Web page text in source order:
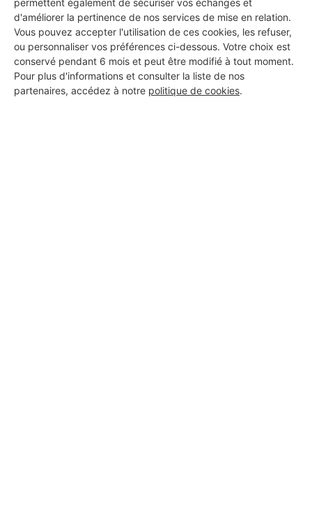
d'améliorer la pertinence de nos services de mise en relation.
Vous pouvez accepter l'utilisation de ces cookies, les refuser,
ou personnaliser vos préférences ci-dessous. Votre choix est
conservé pendant 6 mois et peut être modifié à tout moment.
Pour plus d'informations et consulter la liste de nos
partenaires, accédez à notre politique de cookies.
Les 1 autres Carreleurs pour
vos travaux à Contes
MONSIEUR OLIVIER MARQUES DA